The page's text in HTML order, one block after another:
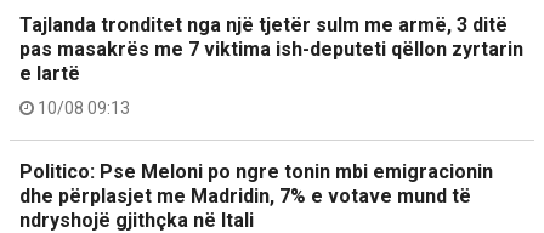
Tajlanda tronditet nga një tjetër sulm me armë, 3 ditë
pas masakrës me 7 viktima ish-deputeti qëllon zyrtarin
e lartë
10/08 09:13
Politico: Pse Meloni po ngre tonin mbi emigracionin
dhe përplasjet me Madridin, 7% e votave mund të
ndryshojë gjithçka në Itali